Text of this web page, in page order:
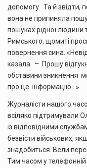
допомогу. Та й звідти,
вона не припиняла
пошуках рідної людини
Римського, щомиті
повернення сина.
казала. – Прошу
обставини зникнення
про це інформацію…».
Журналісти нашого
всіляко підтримували
із відповідними
безвісти військових,
знадобиться. Вели
Тим часом у